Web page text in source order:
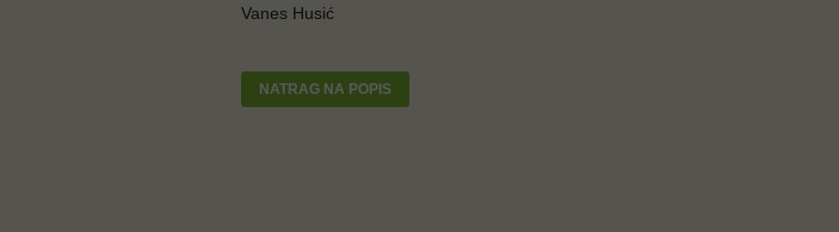
Vanes Husić
NATRAG NA POPIS